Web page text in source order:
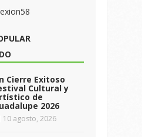
Cierre Exitoso
Cultural y
de
2026
10 agosto, 2026